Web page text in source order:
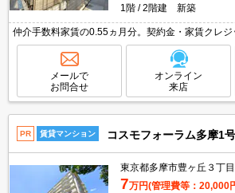
1階
2階建 新築
仲介手数料家賃の0.55ヵ月分。契約金・家賃クレジ
イント還元あり）。人気の新築。2口IHコンロ付。
ビニへ180m。温水洗浄便座付き。引越指定業者あ
メールで
お問合せ
オンライン
来店
PR 賃貸マンション コスモフォーラム多摩1
東京都多摩市豊ヶ丘３丁目
7万円(管理費等：20,000